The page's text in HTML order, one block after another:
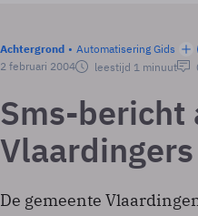
Achtergrond Automatisering Gids
2 februari 2004
leestijd 1 minuut
Sms-bericht
Vlaardingers
De gemeente